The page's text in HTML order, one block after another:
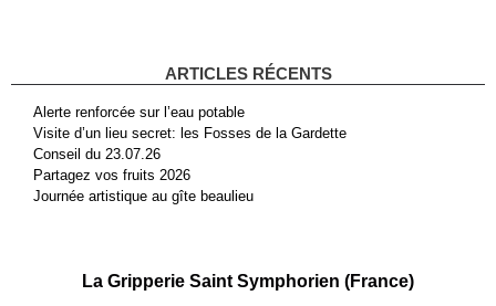
ARTICLES RÉCENTS
Alerte renforcée sur l’eau potable
Visite d’un lieu secret: les Fosses de la Gardette
Conseil du 23.07.26
Partagez vos fruits 2026
Journée artistique au gîte beaulieu
La Gripperie Saint Symphorien (France)